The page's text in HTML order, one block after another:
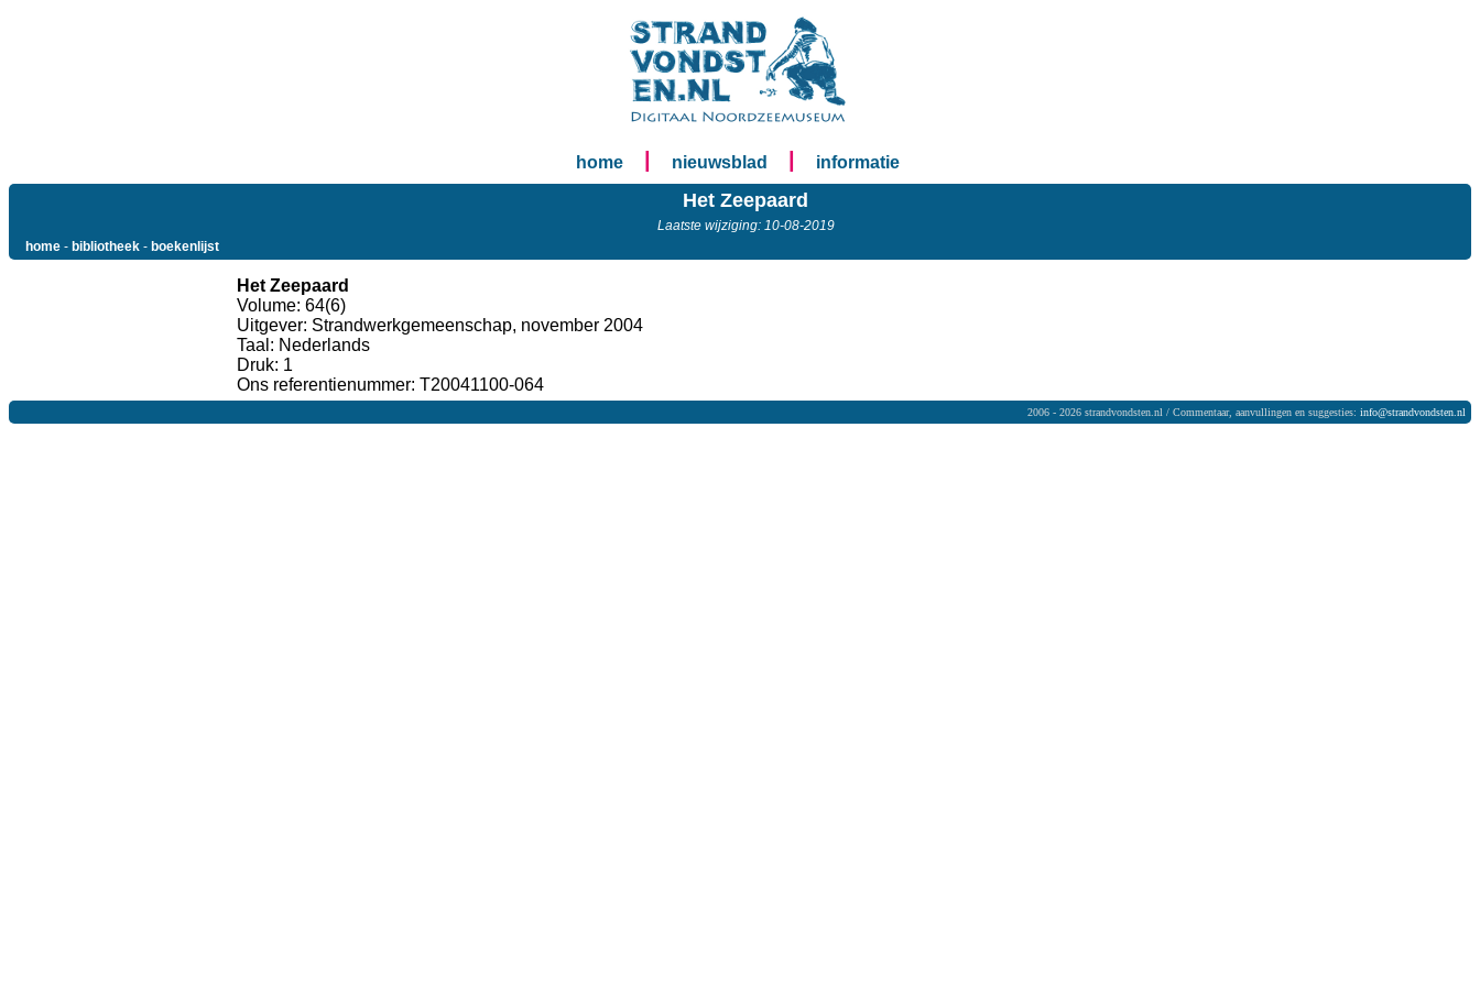
home nieuwsblad informatie
Het Zeepaard
Laatste wijziging: 10-08-2019
home - bibliotheek - boekenlijst
Het Zeepaard
Volume: 64(6)
Uitgever: Strandwerkgemeenschap, november 2004
Taal: Nederlands
Druk: 1
Ons referentienummer: T20041100-064
2006 - 2026 strandvondsten.nl / Commentaar, aanvullingen en suggesties: info@strandvondsten.nl